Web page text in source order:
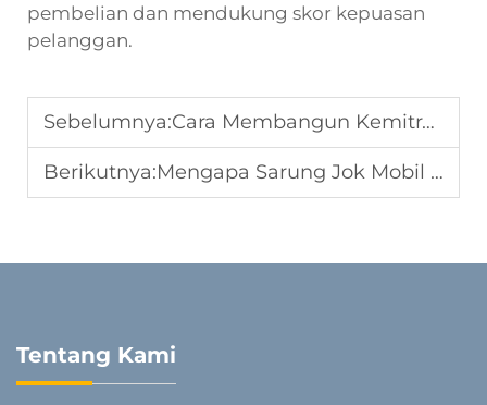
pembelian dan mendukung skor kepuasan
pelanggan.
Sebelumnya:Cara Membangun Kemitraan Jangka Panjang dengan Pembeli Sarung Jok Mobil
Berikutnya:Mengapa Sarung Jok Mobil Kustom Merupakan Tren Pasar yang Sedang Berkembang
Tentang Kami